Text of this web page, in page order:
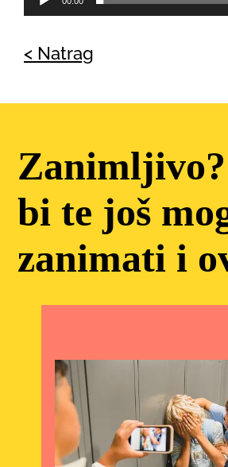
< Natrag
bi te još
zanimati i